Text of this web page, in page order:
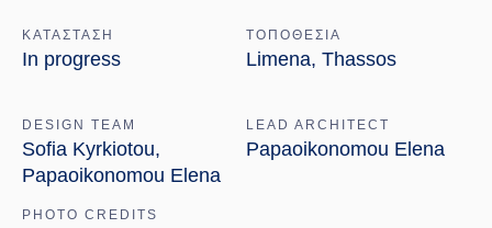
ΚΑΤΑΣΤΑΣΗ
In progress
ΤΟΠΟΘΕΣΙΑ
Limena, Thassos
DESIGN TEAM
Sofia Kyrkiotou,
Papaoikonomou Elena
LEAD ARCHITECT
Papaoikonomou Elena
PHOTO CREDITS